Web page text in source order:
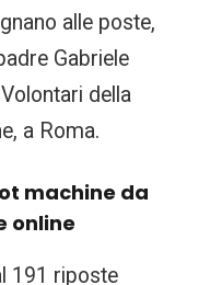
alle poste,
Gabriele
della
a Roma.
machine da
online
191 riposte